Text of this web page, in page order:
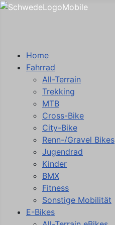
Home
Fahrrad
All-Terrain
Trekking
MTB
Cross-Bike
City-Bike
Renn-/Gravel Bikes
Jugendrad
Kinder
BMX
Fitness
Sonstige Mobilität
E-Bikes